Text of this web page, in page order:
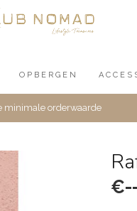
OPBERGEN
minimale orderwaarde